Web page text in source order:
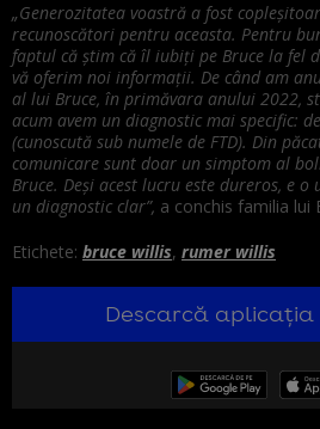
„Generozitatea voastră a fost
recunoscători pentru aceasta. Pentru
faptul că ştim că îl iubiţi pe Bruce la fel
vă oferim noi informaţii. De când am
al lui Bruce, în primăvara anului 2022,
acum avem un diagnostic mai specific:
(cunoscută sub numele de FTD). Din
comunicare sunt doar un simptom al
Bruce. Deşi acest lucru este dureros, e
un diagnostic clar”, a conchis familia lui
Etichete: bruce willis, rumer willis
Descarcă aplicația